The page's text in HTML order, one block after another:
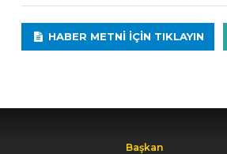
HABER METNI IÇIN TIKLAYIN
Başkan